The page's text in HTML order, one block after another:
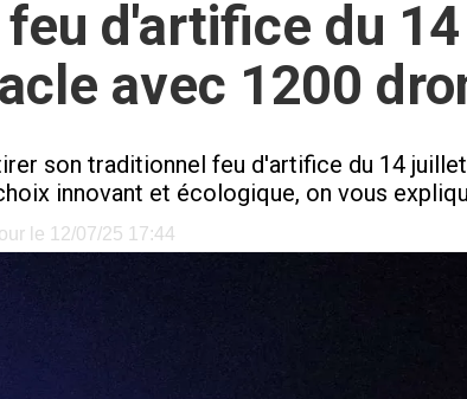
d'artifice du
avec 1200
son traditionnel feu d'artifice du 14
innovant et écologique, on vous
le 12/07/25 17:44